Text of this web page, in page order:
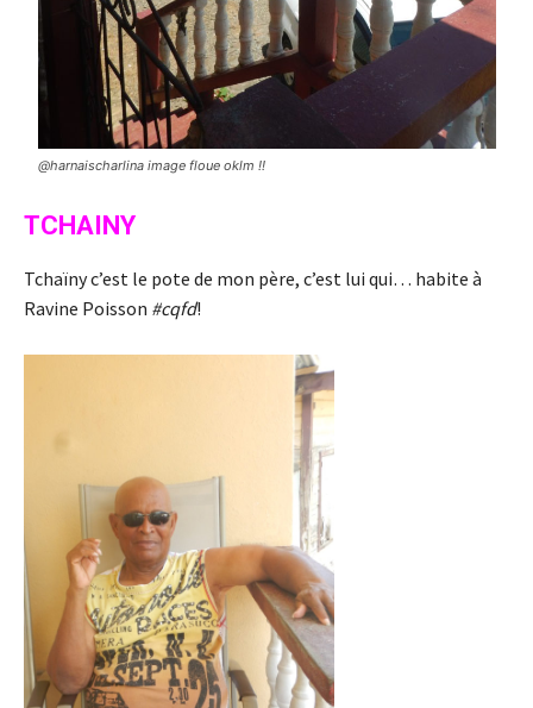
@harnaischarlina image floue oklm !!
TCHAINY
Tchaïny c’est le pote de mon père, c’est lui qui… habite à
Ravine Poisson #cqfd!